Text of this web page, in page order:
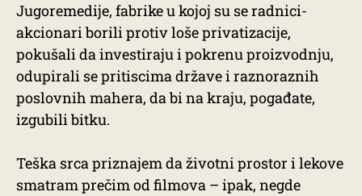
Jugoremedije, fabrike u kojoj su se radnici-
akcionari borili protiv loše privatizacije,
pokušali da investiraju i pokrenu proizvodnju,
odupirali se pritiscima države i raznoraznih
poslovnih mahera, da bi na kraju, pogađate,
izgubili bitku.
Teška srca priznajem da životni prostor i lekove
smatram prečim od filmova – ipak, negde